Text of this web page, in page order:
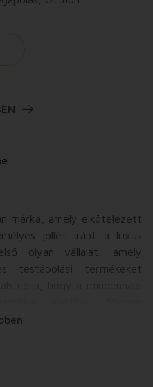
márka, amely elkötelezett
jóllét iránt a luxus
olyan vállalat, amely
termékeket
ihletett, lehetőséget